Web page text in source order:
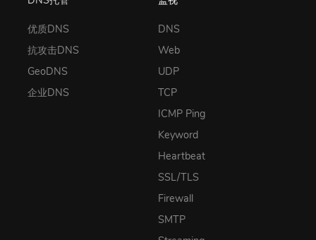
优质DNS
抗攻击DNS
GeoDNS
企业DNS
DNS
Web
UDP
TCP
ICMP Ping
Keyword
Heartbeat
SSL/TLS
Firewall
SMTP